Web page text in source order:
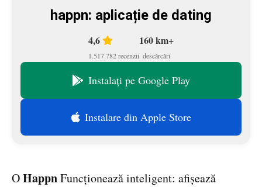
happn: aplicație de dating
4,6
1.517.782 recenzii
160 km+
descărcări
Instalați pe Google Play
Instalare din Apple Store
OHappnFuncționează inteligent: afișează